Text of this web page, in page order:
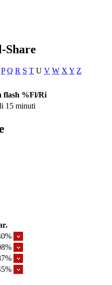
P Q R S T U V W X Y Z
flash %Fl/Ri
15 minuti